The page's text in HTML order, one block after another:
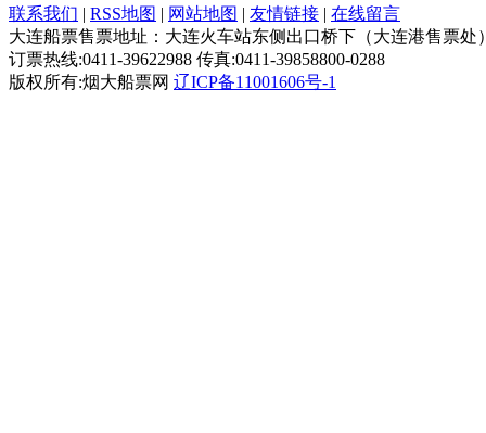
联系我们 | RSS地图 | 网站地图 | 友情链接 | 在线留言
大连船票售票地址：大连火车站东侧出口桥下（大连港售票处
订票热线:0411-39622988 传真:0411-39858800-0288
版权所有:烟大船票网 辽ICP备11001606号-1